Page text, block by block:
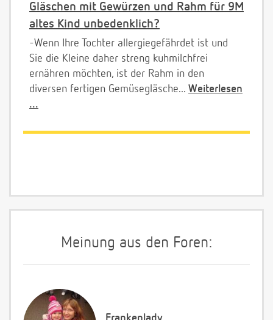
Gläschen mit Gewürzen und Rahm für 9M
altes Kind unbedenklich?
-Wenn Ihre Tochter allergiegefährdet ist und
Sie die Kleine daher streng kuhmilchfrei
ernähren möchten, ist der Rahm in den
diversen fertigen Gemüsegläsche... Weiterlesen
...
Meinung aus den Foren: